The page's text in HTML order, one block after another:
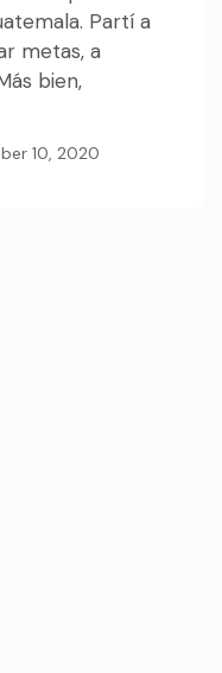
Partí a
metas, a
bien,
10, 2020